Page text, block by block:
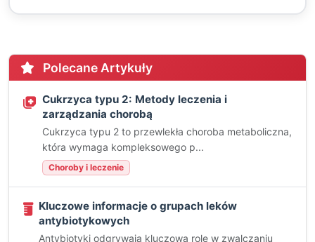
Polecane Artykuły
Cukrzyca typu 2: Metody leczenia i
zarządzania chorobą
Cukrzyca typu 2 to przewlekła choroba metaboliczna,
która wymaga kompleksowego p...
Choroby i leczenie
Kluczowe informacje o grupach leków
antybiotykowych
Antybiotyki odgrywają kluczową rolę w zwalczaniu